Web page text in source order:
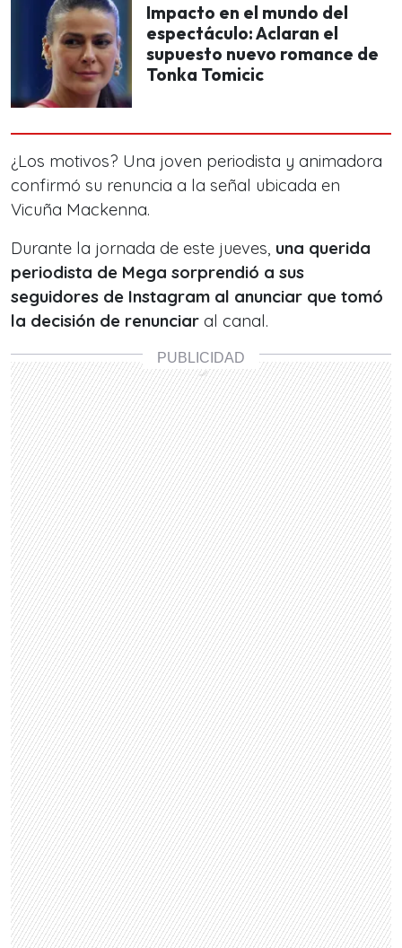
Impacto en el mundo del
espectáculo: Aclaran el
supuesto nuevo romance de
Tonka Tomicic
¿Los motivos? Una joven periodista y animadora
confirmó su renuncia a la señal ubicada en
Vicuña Mackenna.
Durante la jornada de este jueves, una querida
periodista de Mega sorprendió a sus
seguidores de Instagram al anunciar que tomó
la decisión de renunciar al canal.